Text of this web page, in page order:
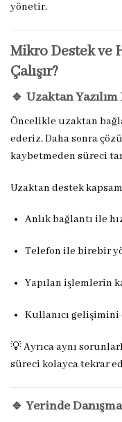
yönetir.
Mikro Destek ve
Çalışır?
🔹 Uzaktan
Öncelikle uzaktan
ederiz. Daha sonra
kaybetmeden süreci
Uzaktan destek
Anlık bağlantı ile
Telefon ile birebir
Yapılan işlemlerin
Kullanıcı gelişimini
💡 Ayrıca aynı
süreci kolayca tekrar
🔹 Yerinde